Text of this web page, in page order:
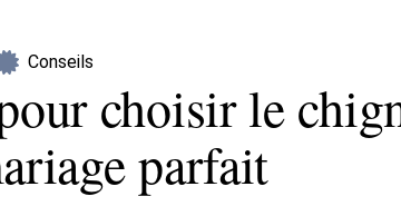
Conseils
choisir le
parfait